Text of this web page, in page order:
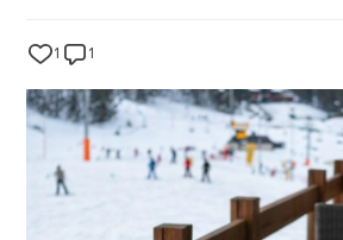
поздний выезд до 15:00* Детская кроватка и горшок
сайте указывайте только взрослых
Дети до 14 лет размещаются бесплатно.
номеров по
https://mirros-hotels.com/arkhyz/
1 1